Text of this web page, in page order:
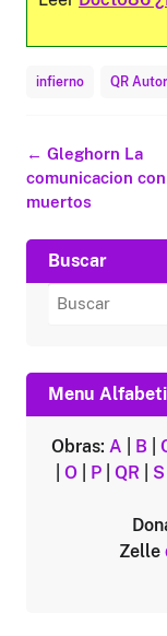
infierno QR
Navegación
de
entradas
← Gleghorn La
comunicacion
muertos
Buscar
Buscar
Menu
Obras: A B
O| P| QR S
Zelle